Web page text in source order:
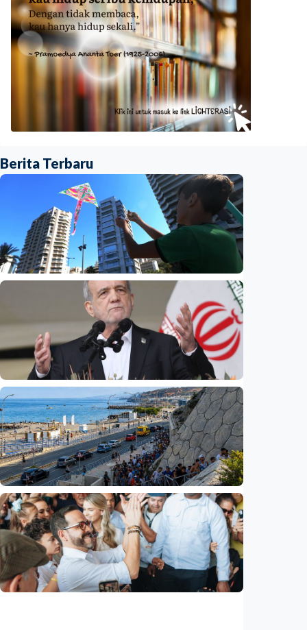
Berita Terbaru
Dugaan spionase guncang PBB, staf UNICEF
diduga bocorkan informasi ke Israel
Indonesia 08 Aug 2026
Internasional
Pezeshkian: Iran siap berdialog, tetapi tak
bisa dipaksa menyerah
Indonesia•08 Aug 2026
Internasional
Krisis migran picu konflik baru di Eropa,
Spanyol balik perketat perbatasan Italia
Indonesia• 08 Aug 2026